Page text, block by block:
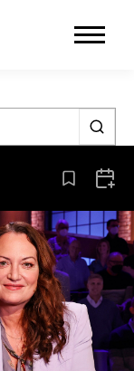
Aus den